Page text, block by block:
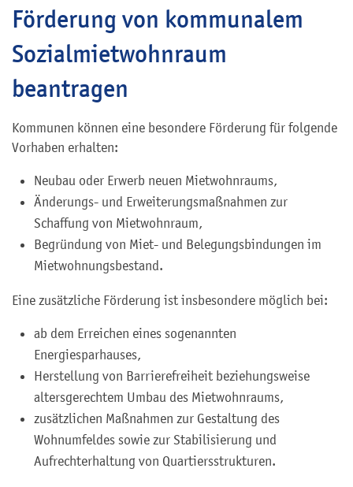
Förderung von kommunalem
Sozialmietwohnraum
beantragen
Kommunen können eine besondere Förderung für folgende
Vorhaben erhalten:
Neubau oder Erwerb neuen Mietwohnraums,
Änderungs- und Erweiterungsmaßnahmen zur
Schaffung von Mietwohnraum,
Begründung von Miet- und Belegungsbindungen im
Mietwohnungsbestand.
Eine zusätzliche Förderung ist insbesondere möglich bei:
ab dem Erreichen eines sogenannten
Energiesparhauses,
Herstellung von Barrierefreiheit beziehungsweise
altersgerechtem Umbau des Mietwohnraums,
zusätzlichen Maßnahmen zur Gestaltung des
Wohnumfeldes sowie zur Stabilisierung und
Aufrechterhaltung von Quartiersstrukturen.